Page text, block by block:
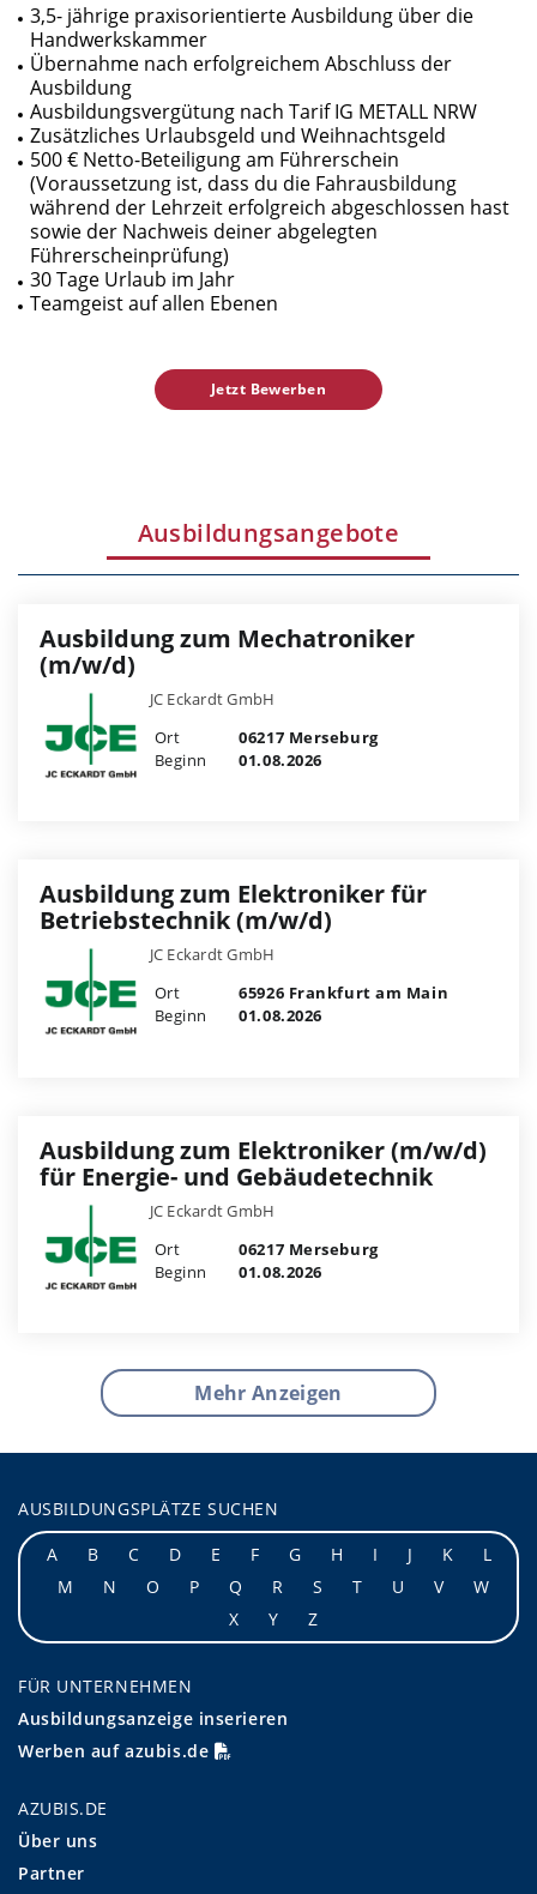
3,5- jährige praxisorientierte Ausbildung über die
Handwerkskammer
Übernahme nach erfolgreichem Abschluss der
Ausbildung
Ausbildungsvergütung nach Tarif IG METALL NRW
Zusätzliches Urlaubsgeld und Weihnachtsgeld
500 € Netto-Beteiligung am Führerschein
(Voraussetzung ist, dass du die Fahrausbildung
während der Lehrzeit erfolgreich abgeschlossen hast
sowie der Nachweis deiner abgelegten
Führerscheinprüfung)
30 Tage Urlaub im Jahr
Teamgeist auf allen Ebenen
Jetzt Bewerben
Ausbildungsangebote
Ausbildung zum Mechatroniker
(m/w/d)
JC Eckardt GmbH
Ort
06217 Merseburg
Beginn
01.08.2026
Ausbildung zum Elektroniker für
Betriebstechnik (m/w/d)
JC Eckardt GmbH
Ort
65926 Frankfurt am Main
Beginn
01.08.2026
Ausbildung zum Elektroniker (m/w/d)
für Energie- und Gebäudetechnik
JC Eckardt GmbH
Ort
06217 Merseburg
Beginn
01.08.2026
Mehr Anzeigen
AUSBILDUNGSPLÄTZE SUCHEN
A
B C D E F G H I J K
L
M
N O P Q R S T U V
W
X
Y Z
FÜR UNTERNEHMEN
Ausbildungsanzeige inserieren
Werben auf azubis.de
AZUBIS.DE
Über uns
Partner